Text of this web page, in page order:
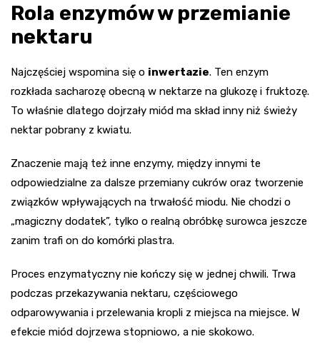
Rola enzymów w przemianie
nektaru
Najczęściej wspomina się o inwertazie. Ten enzym
rozkłada sacharozę obecną w nektarze na glukozę i fruktozę.
To właśnie dlatego dojrzały miód ma skład inny niż świeży
nektar pobrany z kwiatu.
Znaczenie mają też inne enzymy, między innymi te
odpowiedzialne za dalsze przemiany cukrów oraz tworzenie
związków wpływających na trwałość miodu. Nie chodzi o
„magiczny dodatek”, tylko o realną obróbkę surowca jeszcze
zanim trafi on do komórki plastra.
Proces enzymatyczny nie kończy się w jednej chwili. Trwa
podczas przekazywania nektaru, częściowego
odparowywania i przelewania kropli z miejsca na miejsce. W
efekcie miód dojrzewa stopniowo, a nie skokowo.